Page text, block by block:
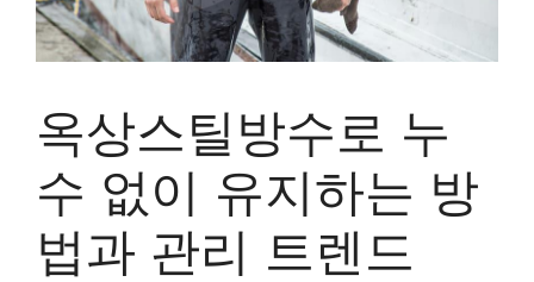
옥상스틸방수로 누
수 없이 유지하는 방
법과 관리 트렌드